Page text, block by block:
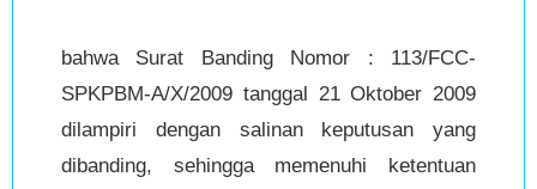
bahwa Surat Banding Nomor : 113/FCC-
SPKPBM-A/X/2009 tanggal 21 Oktober 2009
dilampiri dengan salinan keputusan yang
dibanding, sehingga memenuhi ketentuan